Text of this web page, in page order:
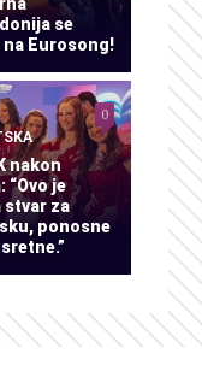
se
na Eurosong!
nakon
“Ovo je
stvar za
ponosne
0